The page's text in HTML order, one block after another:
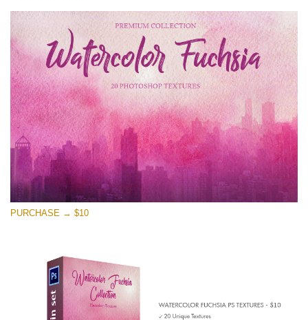
Small 800*533px
Watercolor Fuchsia
(20 Textures)
Large 6000*4000px
Entire Collection
(1783 Overlays)
Large 6000*4000px
Kostenloser Download
PURCHASE → $10